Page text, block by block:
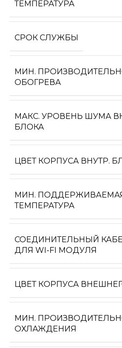
ТЕМПЕРАТУРА
СРОК СЛУЖБЫ
МИН.
ОБОГРЕВА
МАКС. УРОВЕНЬ ШУМА
БЛОКА
ЦВЕТ КОРПУСА ВНУТР.
МИН.
ТЕМПЕРАТУРА
СОЕДИНИТЕЛЬНЫЙ
ДЛЯ WI-FI МОДУЛЯ
ЦВЕТ КОРПУСА
МИН.
ОХЛАЖДЕНИЯ